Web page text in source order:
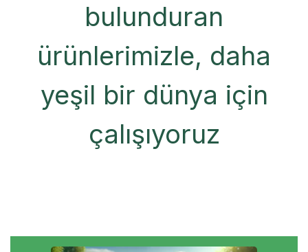
bulunduran
ürünlerimizle, daha
yeşil bir dünya için
çalışıyoruz